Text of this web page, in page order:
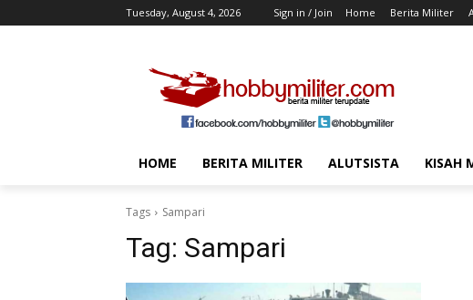
Tuesday, August 4, 2026 Sign in / Join Home Berita Militer
HOME BERITA MILITER ALUTSISTA KISAH
Tags Sampari
Tag: Sampari